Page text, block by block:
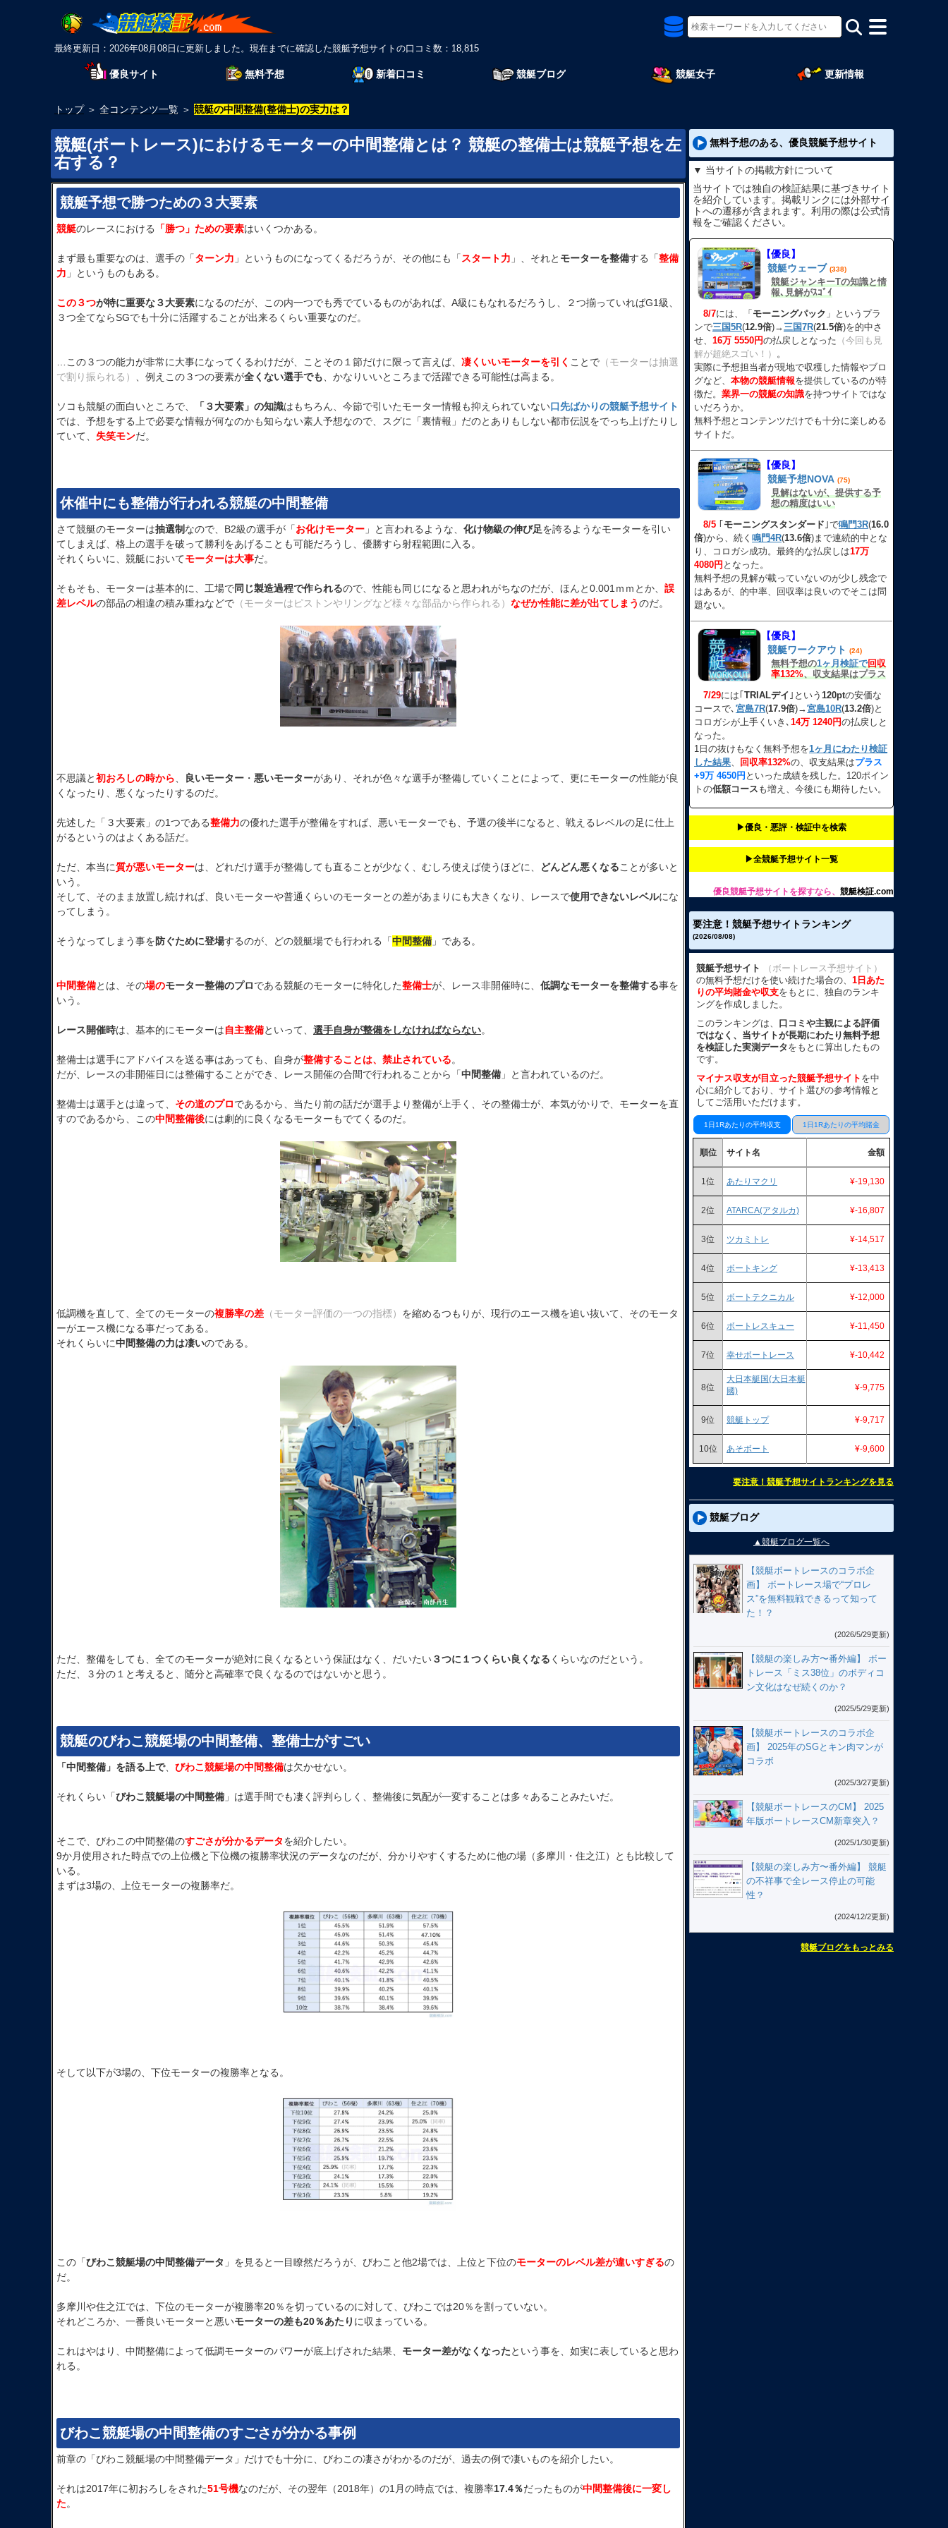
最終更新日：2026年08月08日に更新しました。現在までに確認した競艇予想サイトの口コミ数：18,815
優良サイト 無料予想 新着口コミ 競艇ブログ 競艇女子 更新情報
トップ ＞ 全コンテンツ一覧 ＞ 競艇の中間整備(整備士)の実力は？
競艇(ボートレース)におけるモーターの中間整備とは？ 競艇の整備士は競艇予想を左
右する？
競艇予想で勝つための３大要素
競艇のレースにおける 「勝つ」ための要素はいくつかある。
まず最も重要なのは、選手の「ターン力 」というものになってくるだろうが、その他にも「 スタート力 」、それと モーターを整備する「整備
力 」というものもある。
この３つが特に重要な３大要素になるのだが、この内一つでも秀でているものがあれば、A級にもなれるだろうし、２つ揃っていればG1級、
３つ全てならSGでも十分に活躍することが出来るくらい重要なのだ。
…この３つの能力が非常に大事になってくるわけだが、ことその１節だけに限って言えば、 凄くいいモーターを引く ことで （モーターは抽選
で割り振られる）
、例えこの３つの要素が全くない選手でも 、かなりいいところまで活躍できる可能性は高まる。
ソコも競艇の面白いところで、 「３大要素」の知識はもちろん、今節で引いたモーター情報も抑えられていない口先ばかりの競艇予想サイト
では、予想をする上で必要な情報が何なのかも知らない素人予想なので、スグに「裏情報」だのとありもしない都市伝説をでっち上げたりし
ていて、 失笑モンだ。
休催中にも整備が行われる競艇の中間整備
さて競艇のモーターは抽選制 なので、B2級の選手が「お化けモーター 」と言われるような、 化け物級の伸び足を誇るようなモーターを引い
てしまえば、格上の選手を破って勝利をあげることも可能だろうし、優勝すら射程範囲に入る。
それくらいに、競艇においてモーターは大事だ。
そもそも、モーターは基本的に、工場で同じ製造過程で作られるので、性能も同じになると思われがちなのだが、ほんと0.001ｍｍとか、 誤
差レベルの部品の相違の積み重ねなどで （モーターはピストンやリングなど様々な部品から作られる） なぜか性能に差が出てしまうのだ。
不思議と初おろしの時から、 良いモーター ・ 悪いモーターがあり、それが色々な選手が整備していくことによって、更にモーターの性能が良
くなったり、悪くなったりするのだ。
先述した「３大要素」の1つである整備力の優れた選手が整備をすれば、悪いモーターでも、予選の後半になると、戦えるレベルの足に仕上
がるというのはよくある話だ。
ただ、本当に質が悪いモーターは、どれだけ選手が整備しても直ることが少なく、むしろ使えば使うほどに、 どんどん悪くなることが多いと
いう。
そして、そのまま放置し続ければ、良いモーターや普通くらいのモーターとの差があまりにも大きくなり、レースで使用できないレベルにな
ってしまう。
そうなってしまう事を防ぐために登場するのが、どの競艇場でも行われる「中間整備 」である。
中間整備とは、その場のモーター整備のプロである競艇のモーターに特化した整備士が、レース非開催時に、 低調なモーターを整備する事を
いう。
レース開催時は、基本的にモーターは自主整備といって、 選手自身が整備をしなければならない。
整備士は選手にアドバイスを送る事はあっても、自身が整備することは、禁止されている。
だが、レースの非開催日には整備することができ、レース開催の合間で行われることから「中間整備 」と言われているのだ。
整備士は選手とは違って、 その道のプロであるから、当たり前の話だが選手より整備が上手く、その整備士が、本気がかりで、モーターを直
すのであるから、この中間整備後には劇的に良くなるモーターもでてくるのだ。
低調機を直して、全てのモーターの複勝率の差 （モーター評価の一つの指標） を縮めるつもりが、現行のエース機を追い抜いて、そのモータ
ーがエース機になる事だってある。
それくらいに中間整備の力は凄いのである。
ただ、整備をしても、全てのモーターが絶対に良くなるという保証はなく、だいたい３つに１つくらい良くなる くらいなのだという。
ただ、３分の１と考えると、随分と高確率で良くなるのではないかと思う。
競艇のびわこ競艇場の中間整備、整備士がすごい
「中間整備」を語る上で、 びわこ競艇場の中間整備は欠かせない。
それくらい「びわこ競艇場の中間整備 」は選手間でも凄く評判らしく、整備後に気配が一変することは多々あることみたいだ。
そこで、びわこの中間整備のすごさが分かるデータを紹介したい。
9か月使用された時点での上位機と下位機の複勝率状況のデータなのだが、分かりやすくするために他の場（多摩川・住之江）とも比較して
いる。
まずは3場の、上位モーターの複勝率だ。
そして以下が3場の、下位モーターの複勝率となる。
この「びわこ競艇場の中間整備データ 」を見ると一目瞭然だろうが、びわこと他2場では、上位と下位のモーターのレベル差が違いすぎるの
だ。
多摩川や住之江では、下位のモーターが複勝率20％を切っているのに対して、びわこでは20％を割っていない。
それどころか、一番良いモーターと悪いモーターの差も20％あたり に収まっている。
これはやはり、中間整備によって低調モーターのパワーが底上げされた結果、 モーター差がなくなったという事を、如実に表していると思わ
れる。
びわこ競艇場の中間整備のすごさが分かる事例
前章の「びわこ競艇場の中間整備データ」だけでも十分に、びわこの凄さがわかるのだが、過去の例で凄いものを紹介したい。
それは2017年に初おろしをされた51号機なのだが、その翌年（2018年）の1月の時点では、複勝率17.4％だったものが中間整備後に一変し
た。
無料予想のある、優良競艇予想サイト
▼ 当サイトの掲載方針について
当サイトでは独自の検証結果に基づきサイト
を紹介しています。掲載リンクには外部サイ
トへの遷移が含まれます。利用の際は公式情
報をご確認ください。
【優良】
競艇ウェーブ (338)
競艇ジャンキーTの知識と情
報､見解がｽｺﾞｲ
8/7には、「 モーニングパック 」というプラ
ンで三国5R(12.9倍)→三国7R(21.5倍)を的中さ
せ、 16万 5550円の払戻しとなった （今回も見
解が超絶スゴい！） 。
実際に予想担当者が現地で収穫した情報やブロ
グなど、 本物の競艇情報を提供しているのが特
徴だ。 業界一の競艇の知識を持つサイトではな
いだろうか。
無料予想とコンテンツだけでも十分に楽しめる
サイトだ。
【優良】
競艇予想NOVA (75)
見解はないが、提供する予
想の精度はいい
8/5 ｢ モーニングスタンダード ｣で鳴門3R(16.0
倍)から、続く 鳴門4R(13.6倍)まで連続的中とな
り、コロガシ成功。最終的な払戻しは17万
4080円 となった。
無料予想の見解が載っていないのが少し残念で
はあるが、的中率、回収率は良いのでそこは問
題ない。
【優良】
競艇ワークアウト (24)
無料予想の1ヶ月検証で回収
率132%、収支結果はプラス
7/29には｢ TRIALデイ ｣という 120ptの安価な
コースで､ 宮島7R(17.9倍)→宮島10R(13.2倍)と
コロガシが上手くいき､ 14万 1240円の払戻しと
なった。
1日の抜けもなく無料予想を1ヶ月にわたり検証
した結果、 回収率132%の、収支結果はプラス
+9万 4650円 といった成績を残した。120ポイン
トの低額コース も増え、今後にも期待したい。
▶︎優良・悪評・検証中を検索
▶︎全競艇予想サイト一覧
優良競艇予想サイトを探すなら、 競艇検証.com
要注意！競艇予想サイトランキング
(2026/08/08)
競艇予想サイト
（ボートレース予想サイト）
の無料予想だけを使い続けた場合の、 1日あた
りの平均賭金や収支をもとに、独自のランキ
ングを作成しました。
このランキングは、 口コミや主観による評価
ではなく、当サイトが長期にわたり無料予想
を検証した実測データをもとに算出したもの
です。
マイナス収支が目立った競艇予想サイト を中
心に紹介しており、サイト選びの参考情報と
してご活用いただけます。
1日1Rあたりの平均収支 1日1Rあたりの平均賭金
順位 サイト名 金額
1位 あたりマクリ ¥-19,130
2位 ATARCA(アタルカ) ¥-16,807
3位 ツカミトレ ¥-14,517
4位 ボートキング ¥-13,413
5位 ボートテクニカル ¥-12,000
6位 ボートレスキュー ¥-11,450
7位 幸せボートレース ¥-10,442
8位
大日本艇国(大日本艇
國)
¥-9,775
9位 競艇トップ ¥-9,717
10位 あそボート ¥-9,600
要注意！競艇予想サイトランキングを見る
競艇ブログ
▲競艇ブログ一覧へ
【競艇ボートレースのコラボ企
画】 ボートレース場で“プロレ
ス”を無料観戦できるって知って
た！？
(2026/5/29更新)
【競艇の楽しみ方〜番外編】 ボー
トレース「ミス38位」のボディコ
ン文化はなぜ続くのか？
(2025/5/29更新)
【競艇ボートレースのコラボ企
画】 2025年のSGとキン肉マンが
コラボ
(2025/3/27更新)
【競艇ボートレースのCM】 2025
年版ボートレースCM新章突入？
(2025/1/30更新)
【競艇の楽しみ方〜番外編】 競艇
の不祥事で全レース停止の可能
性？
(2024/12/2更新)
競艇ブログをもっとみる